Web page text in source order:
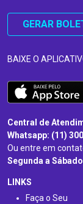
GERAR
BAIXE O
Central de
Whatsapp: (11)
Ou entre em
Segunda a
LINKS
Faça o Seu